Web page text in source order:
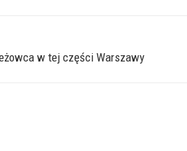
w tej części Warszawy